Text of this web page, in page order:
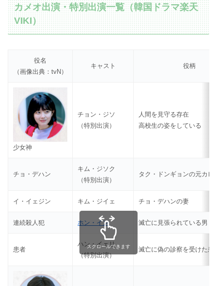
カメオ出演・特別出演一覧（韓国ドラマ楽天
VIKI）
役名
（画像出典：tvN）
キャスト 役柄
少女神
チョン・ジソ
（特別出演）
人間を見守る存在
高校生の姿をしている
チョ・デハン
キム・ジソク
（特別出演）
タク・ドンギョンの元カレ
イ・イェジン キム・ジイェ チョ・デハンの妻
連続殺人犯 ホン・イン 滅亡に見張られている男
患者
ハン・イェリ
（特別出演）
滅亡に偽の診察を受けた患
スクロールできます